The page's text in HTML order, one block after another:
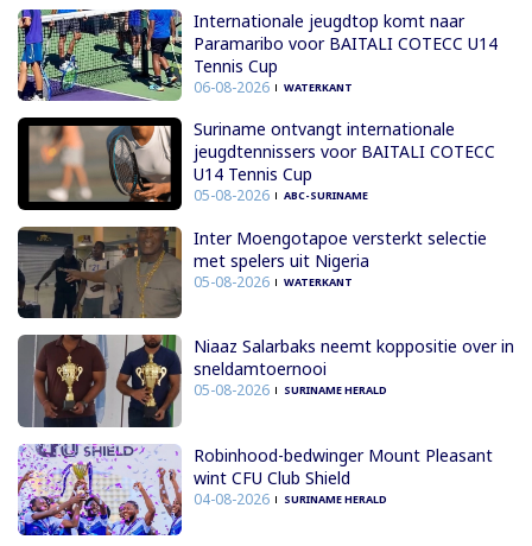
Internationale jeugdtop komt naar
Paramaribo voor BAITALI COTECC U14
Tennis Cup
06-08-2026 WATERKANT
Suriname ontvangt internationale
jeugdtennissers voor BAITALI COTECC
U14 Tennis Cup
05-08-2026 ABC-SURINAME
Inter Moengotapoe versterkt selectie
met spelers uit Nigeria
05-08-2026 WATERKANT
Niaaz Salarbaks neemt koppositie over in
sneldamtoernooi
05-08-2026 SURINAME HERALD
Robinhood-bedwinger Mount Pleasant
wint CFU Club Shield
04-08-2026 SURINAME HERALD